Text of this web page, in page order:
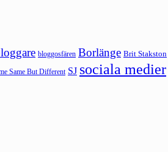
bloggosfären Borlänge Brit Stakston
Same But Different SJ sociala medier